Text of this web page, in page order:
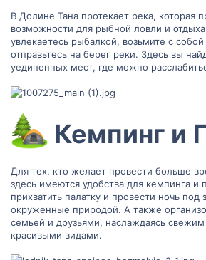
В Долине Тана протекает река, которая
возможности для рыбной ловли и
увлекаетесь рыбалкой, возьмите с
отправьтесь на берег реки. Здесь вы
уединенных мест, где можно
Кемпинг и
Для тех, кто желает провести больше
здесь имеются удобства для кемпинга
прихватить палатку и провести ночь под
окруженные природой. А также
семьей и друзьями, наслаждаясь свежим
красивыми видами.